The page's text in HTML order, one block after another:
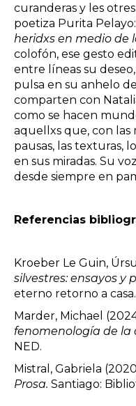
curanderas y les
poetiza Purita Pelayo:
heridxs en medio de
colofón, ese gesto
entre líneas su
pulsa en su anhelo
comparten con
como se hacen
aquellxs que, con las
pausas, las texturas,
en sus miradas. Su
desde siempre en
Referencias
Kroeber Le Guin,
silvestres: ensayos y
eterno retorno a casa.
Marder, Michael
fenomenología de la
NED.
Mistral, Gabriela
Prosa. Santiago: